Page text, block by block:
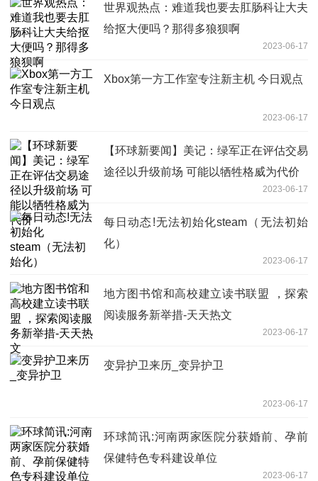
世界观热点：难道我也要去肛肠科让大夫
给抠大便吗？那得多狼狈啊
2023-06-17
Xbox第一方工作室专注新主机 今日观点
2023-06-17
【环球新要闻】美记：绿军正在评估交易
途径以升级前场 可能以牺牲格威为代价
2023-06-17
每日动态!无法初始化steam（无法初始
化）
2023-06-17
地方图书馆和高校建立读书联盟 ，探索
阅读服务新举措-天天热文
2023-06-17
变异护卫来历_变异护卫
2023-06-17
环球简讯:河南两家医院分获婚前、孕前
保健特色专科建设单位
2023-06-17